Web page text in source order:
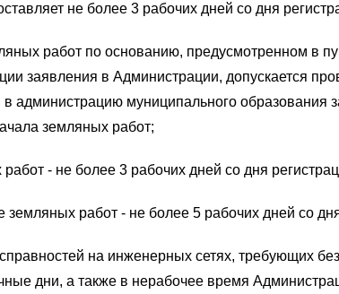
не более 3 рабочих дней со дня
работ по основанию, предусмотренном в
заявления в Администрации, допускается
администрацию муниципального образования
земляных работ;
- не более 3 рабочих дней со дня
работ - не более 5 рабочих дней со
на инженерных сетях, требующих
дни, а также в нерабочее время